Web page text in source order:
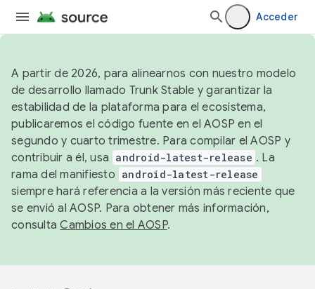
Acceder
A partir de 2026, para alinearnos con nuestro modelo
de desarrollo llamado Trunk Stable y garantizar la
estabilidad de la plataforma para el ecosistema,
publicaremos el código fuente en el AOSP en el
segundo y cuarto trimestre. Para compilar el AOSP y
contribuir a él, usa android-latest-release . La
rama del manifiesto android-latest-release
siempre hará referencia a la versión más reciente que
se envió al AOSP. Para obtener más información,
consultaCambios en el AOSP.